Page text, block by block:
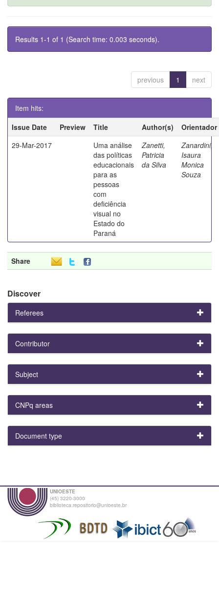
Results 1-1 of 1 (Search time: 0.003 seconds).
previous 1 next
Item hits:
Issue Date
Preview Title Author(s)
Orientador
29-Mar-2017
Uma análise
das políticas
educacionais
para as
pessoas
com
deficiência
visual no
Estado do
Paraná
Zanetti,
Patricia
da Silva
Zanardini,
Isaura
Monica
Souza
Share
Discover
Referees
Contributor
Subject
CNPq areas
Document type
UNIOESTE
(45) 3220-3000
biblioteca.repositorio@unioeste.br